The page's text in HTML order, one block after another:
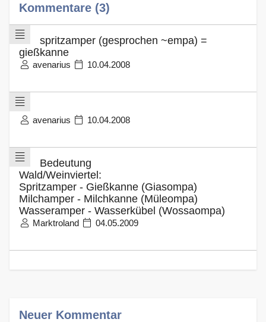
Kommentare (3)
spritzamper (gesprochen ~empa) =
gießkanne
avenarius 10.04.2008
avenarius 10.04.2008
Bedeutung
Wald/Weinviertel:
Spritzamper - Gießkanne (Giasompa)
Milchamper - Milchkanne (Müleompa)
Wasseramper - Wasserkübel (Wossaompa)
Marktroland 04.05.2009
Neuer Kommentar